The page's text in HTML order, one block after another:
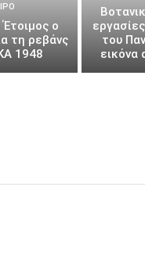
ο
τη ρεβάνς
1948
του
εικόνα